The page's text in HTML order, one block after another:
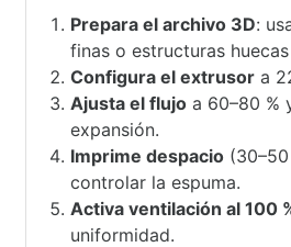
Prepara el archivo 3D:
finas o estructuras
Configura el extrusor a
Ajusta el flujo a 60–80 %
expansión.
Imprime despacio
controlar la espuma.
Activa ventilación al 100
uniformidad.